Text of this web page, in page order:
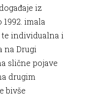
iz
1992. imala
te individualna i
na Drugi
slične pojave
drugim
bivše